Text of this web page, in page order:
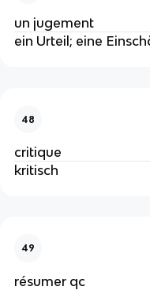
un jugement
ein Urteil; eine
48
critique
kritisch
49
résumer qc